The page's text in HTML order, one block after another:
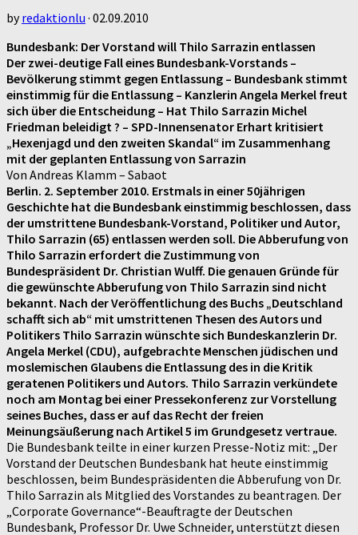
byredaktionlu · 02.09.2010
Bundesbank: Der Vorstand will Thilo Sarrazin entlassen
Der zwei-deutige Fall eines Bundesbank-Vorstands –
Bevölkerung stimmt gegen Entlassung – Bundesbank stimmt
einstimmig für die Entlassung – Kanzlerin Angela Merkel freut
sich über die Entscheidung – Hat Thilo Sarrazin Michel
Friedman beleidigt ? – SPD-Innensenator Erhart kritisiert
„Hexenjagd und den zweiten Skandal“ im Zusammenhang
mit der geplanten Entlassung von Sarrazin
Von Andreas Klamm – Sabaot
Berlin. 2. September 2010. Erstmals in einer 50jährigen
Geschichte hat die Bundesbank einstimmig beschlossen, dass
der umstrittene Bundesbank-Vorstand, Politiker und Autor,
Thilo Sarrazin (65) entlassen werden soll. Die Abberufung von
Thilo Sarrazin erfordert die Zustimmung von
Bundespräsident Dr. Christian Wulff. Die genauen Gründe für
die gewünschte Abberufung von Thilo Sarrazin sind nicht
bekannt. Nach der Veröffentlichung des Buchs „Deutschland
schafft sich ab“ mit umstrittenen Thesen des Autors und
Politikers Thilo Sarrazin wünschte sich Bundeskanzlerin Dr.
Angela Merkel (CDU), aufgebrachte Menschen jüdischen und
moslemischen Glaubens die Entlassung des in die Kritik
geratenen Politikers und Autors. Thilo Sarrazin verkündete
noch am Montag bei einer Pressekonferenz zur Vorstellung
seines Buches, dass er auf das Recht der freien
Meinungsäußerung nach Artikel 5 im Grundgesetz vertraue.
Die Bundesbank teilte in einer kurzen Presse-Notiz mit: „Der
Vorstand der Deutschen Bundesbank hat heute einstimmig
beschlossen, beim Bundespräsidenten die Abberufung von Dr.
Thilo Sarrazin als Mitglied des Vorstandes zu beantragen. Der
„Corporate Governance“-Beauftragte der Deutschen
Bundesbank, Professor Dr. Uwe Schneider, unterstützt diesen